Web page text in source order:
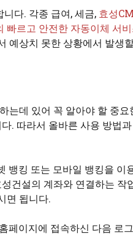
다. 각종 급여, 세금, 효성
르고 안전한 자동이체 서
예상치 못한 상황에서 발생
는데 있어 꼭 알아야 할 중
. 따라서 올바른 사용 방법
뱅킹 또는 모바일 뱅킹을 이
건설의 계좌와 연결하는 작
면 됩니다.
이지에 접속하신 다음 로